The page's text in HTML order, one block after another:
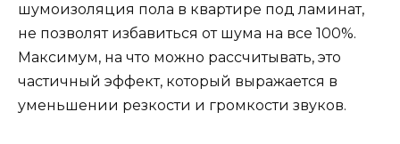
шумоизоляция пола в квартире под ламинат,
не позволят избавиться от шума на все 100%.
Максимум, на что можно рассчитывать, это
частичный эффект, который выражается в
уменьшении резкости и громкости звуков.